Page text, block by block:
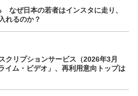
ぜ日本の若者はインスタに走り、
れるのか？
リプションサービス（2026年3月
ム・ビデオ」、再利用意向トップは